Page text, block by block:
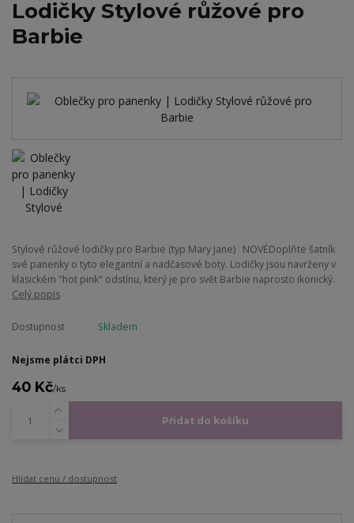
Lodičky Stylové růžové pro
Barbie
Stylové růžové lodičky pro Barbie (typ Mary Jane) NOVÉ ​Doplňte šatník
své panenky o tyto elegantní a nadčasové boty. Lodičky jsou navrženy v
klasickém "hot pink" odstínu, který je pro svět Barbie naprosto ikonický.
Celý popis
Dostupnost Skladem
Nejsme plátci DPH
40 Kč/ks
Přidat do košíku
Hlídat cenu / dostupnost